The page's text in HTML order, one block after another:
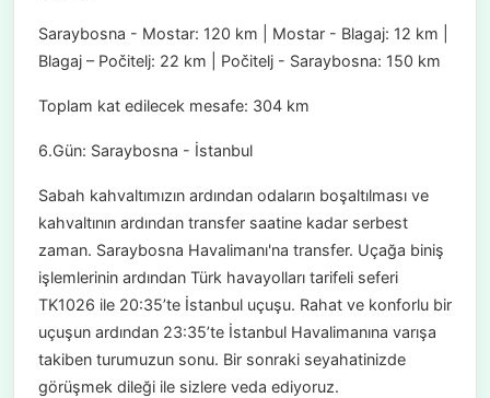
Saraybosna - Mostar: 120 km | Mostar - Blagaj: 12 km |
Blagaj – Počitelj: 22 km | Počitelj - Saraybosna: 150 km
Toplam kat edilecek mesafe: 304 km
6.Gün: Saraybosna - İstanbul
Sabah kahvaltımızın ardından odaların boşaltılması ve
kahvaltının ardından transfer saatine kadar serbest
zaman. Saraybosna Havalimanı'na transfer. Uçağa biniş
işlemlerinin ardından Türk havayolları tarifeli seferi
TK1026 ile 20:35’te İstanbul uçuşu. Rahat ve konforlu bir
uçuşun ardından 23:35’te İstanbul Havalimanına varışa
takiben turumuzun sonu. Bir sonraki seyahatinizde
görüşmek dileği ile sizlere veda ediyoruz.